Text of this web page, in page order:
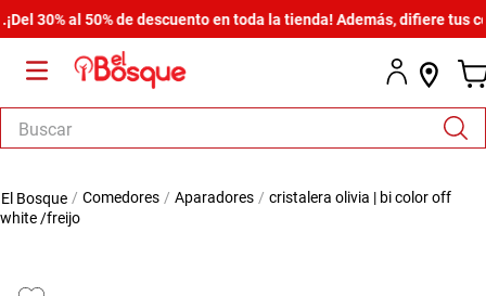
30% al 50% de descuento en toda la tienda! Además, difiere tus
Buscar
comedores aparadores
cristalera olivia | bi color off
white /freijo
1.
armario